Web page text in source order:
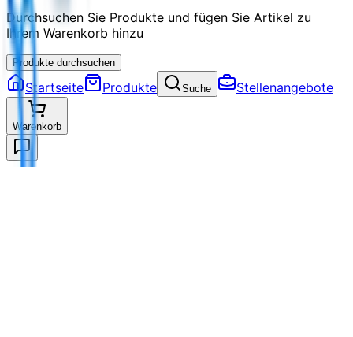
Durchsuchen Sie Produkte und fügen Sie Artikel zu
Ihrem Warenkorb hinzu
Produkte durchsuchen
Startseite Produkte Suche Stellenangebote
Warenkorb